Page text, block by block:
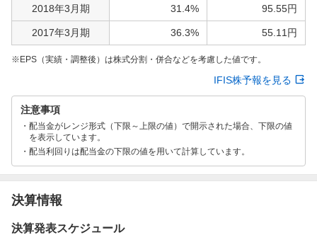
2018年3月期 31.4% 95.55円
2017年3月期 36.3% 55.11円
EPS（実績・調整後）は株式分割・併合などを考慮した値です。
IFIS株予報を見る
注意事項
配当金がレンジ形式（下限～上限の値）で開示された場合、下限の値
を表示しています。
配当利回りは配当金の下限の値を用いて計算しています。
決算情報
決算発表スケジュール